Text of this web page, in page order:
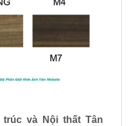
và Nội thất Tân